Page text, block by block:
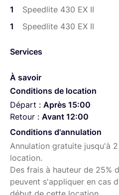
1
Speedlite 430 EX II
1
Speedlite 430 EX II
Services
À savoir
Conditions de location
Départ : Après 15:00
Retour : Avant 12:00
Conditions d'annulation
Annulation gratuite jusqu'à
location.
Des frais à hauteur de 25%
peuvent s'appliquer en cas